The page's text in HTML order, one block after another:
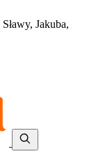
Sławy, Jakuba,